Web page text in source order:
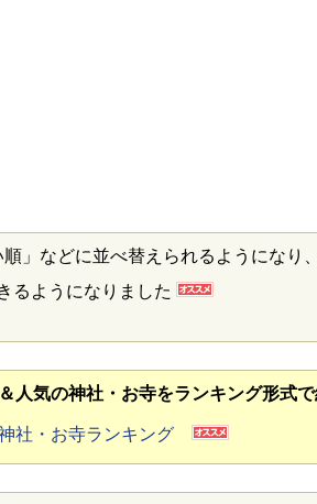
」などに並べ替えられるようになり
るようになりました
人気の神社・お寺をランキング形式で
社・お寺ランキング